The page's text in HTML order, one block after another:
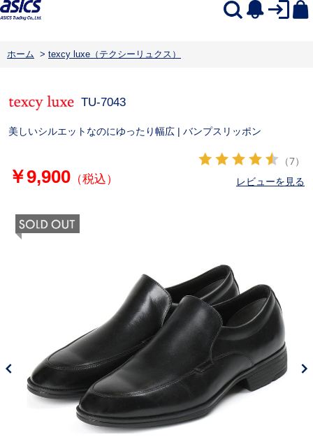
ホーム > texcy luxe（テクシーリュクス）
TU-7043
美しいシルエットなのにゆったり幅広 | バンプスリッポン
￥9,900（税込）
（7）
レビューを見る